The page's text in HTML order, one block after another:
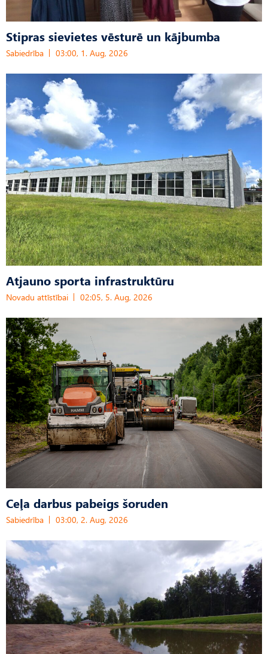
Stipras sievietes vēsturē un kājbumba
Sabiedrība 03:00, 1. Aug, 2026
Atjauno sporta infrastruktūru
Novadu attīstībai 02:05, 5. Aug, 2026
Ceļa darbus pabeigs šoruden
Sabiedrība 03:00, 2. Aug, 2026